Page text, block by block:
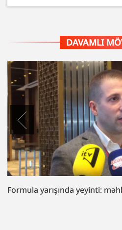
DAVAMLI
“Fazil Mustafaya sui-qəsd